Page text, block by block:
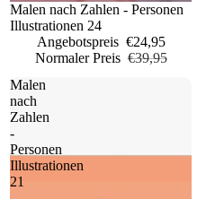
Sale
Malen nach Zahlen - Personen
Illustrationen 24
Angebotspreis €24,95
Normaler Preis €39,95
Malen
nach
Zahlen
-
Personen
Illustrationen
21